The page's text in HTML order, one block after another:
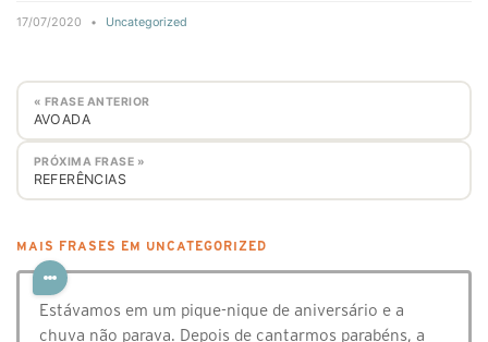
17/07/2020 • Uncategorized
« FRASE ANTERIOR
AVOADA
PRÓXIMA FRASE »
REFERÊNCIAS
MAIS FRASES EM UNCATEGORIZED
Estávamos em um pique-nique de aniversário e a
chuva não parava. Depois de cantarmos parabéns, a